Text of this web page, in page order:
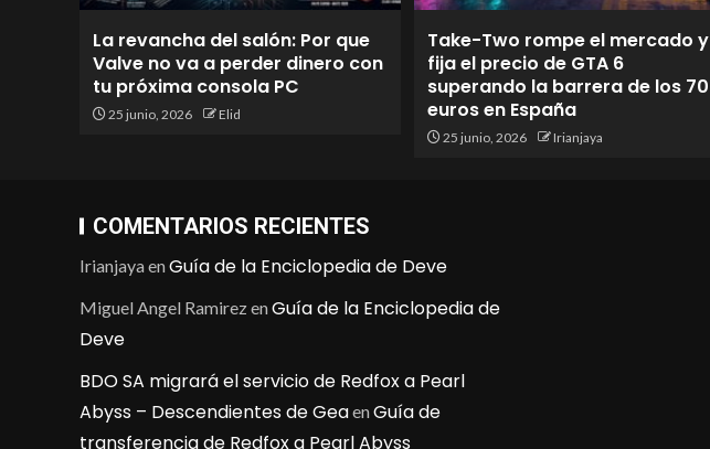
La revancha del salón: Por que
Valve no va a perder dinero con
tu próxima consola PC
25 junio, 2026 Elid
Take-Two rompe el mercado y
fija el precio de GTA 6
superando la barrera de los 70
euros en España
25 junio, 2026 Irianjaya
COMENTARIOS RECIENTES
IrianjayaenGuía de la Enciclopedia de Deve
Miguel Angel RamirezenGuía de la Enciclopedia de
Deve
BDO SA migrará el servicio de Redfox a Pearl
Abyss – Descendientes de GeaenGuía de
transferencia de Redfox a Pearl Abyss